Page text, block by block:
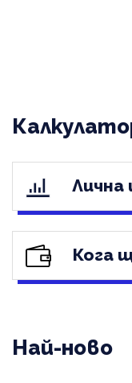
Лична
Кога
Най-ново